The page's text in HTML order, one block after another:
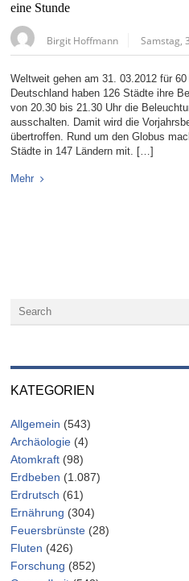
eine Stunde
Birgit Hoffmann Samstag,
Weltweit gehen am 31. 03.2012 für
Deutschland haben 126 Städte ihre
von 20.30 bis 21.30 Uhr die
ausschalten. Damit wird die
übertroffen. Rund um den Globus
Städte in 147 Ländern mit. […]
Mehr
KATEGORIEN
Allgemein (543)
Archäologie (4)
Atomkraft (98)
Erdbeben (1.087)
Erdrutsch (61)
Ernährung (304)
Feuersbrünste (28)
Fluten (426)
Forschung (852)